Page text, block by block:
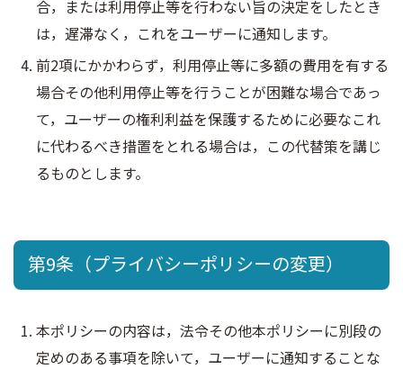
合，または利用停止等を行わない旨の決定をしたとき
は，遅滞なく，これをユーザーに通知します。
前2項にかかわらず，利用停止等に多額の費用を有する
場合その他利用停止等を行うことが困難な場合であっ
て，ユーザーの権利利益を保護するために必要なこれ
に代わるべき措置をとれる場合は，この代替策を講じ
るものとします。
第9条（プライバシーポリシーの変更）
本ポリシーの内容は，法令その他本ポリシーに別段の
定めのある事項を除いて，ユーザーに通知することな